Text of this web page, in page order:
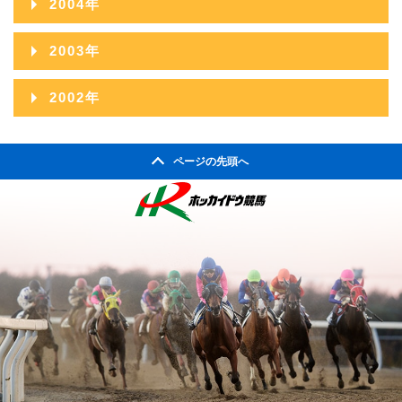
2013年01月
2012年03月
2012年02月
2012年01月
2011年03月
2011年02月
2010年05月
2010年03月
2009年06月
2009年05月
2009年03月
2008年08月
2008年07月
2008年06月
2008年05月
2008年01月
2007年09月
2007年08月
2007年07月
2007年02月
2007年01月
2006年10月
2006年09月
2006年08月
2006年03月
2006年02月
2006年01月
2005年11月
2005年10月
2005年09月
2005年08月
2005年07月
2005年04月
2005年03月
2005年02月
2004年
2004年12月
2004年11月
2004年10月
2004年06月
2004年05月
2004年04月
2004年03月
2003年
2003年12月
2003年07月
2003年06月
2003年05月
2003年04月
2002年
ページの先頭へ